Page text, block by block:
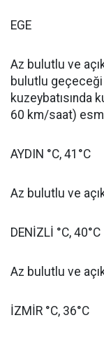
EGE
Az bulutlu ve
bulutlu geçeceği
kuzeybatısında
60 km/saat)
AYDIN °C, 41°C
Az bulutlu ve
DENİZLİ °C, 40°C
Az bulutlu ve
İZMİR °C, 36°C